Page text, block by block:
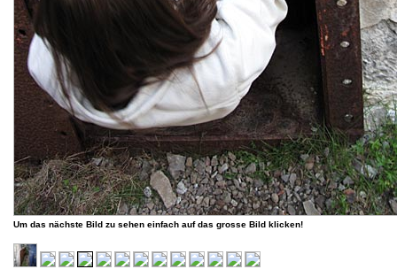
Um das nächste Bild zu sehen einfach auf das grosse Bild klicken!